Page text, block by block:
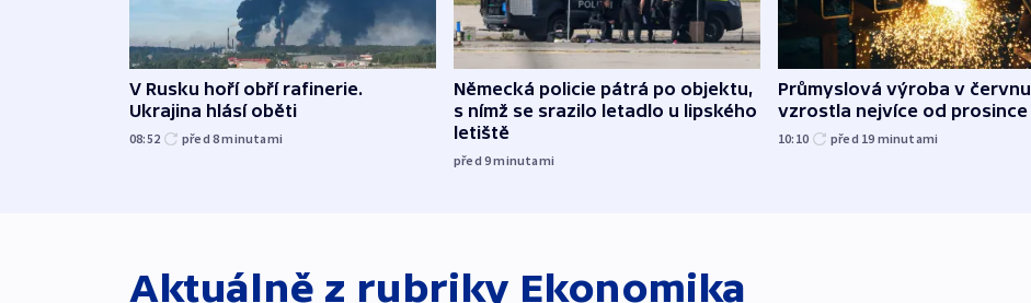
V Rusku hoří obří rafinerie.
Ukrajina hlásí oběti
08:52 před 8minutami
Německá policie pátrá po objektu,
s nímž se srazilo letadlo u lipského
letiště
před 9minutami
Průmyslová výroba v červnu
vzrostla nejvíce od prosince
10:10 před 19 minutami
Aktuálně z rubriky Ekonomika